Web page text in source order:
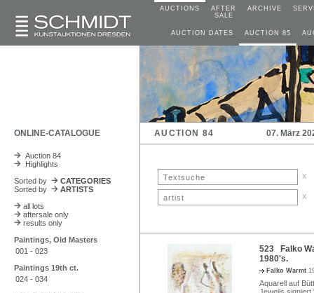
AUCTIONS
AFTER
SALE
ARCHIVE
AUCTION DATES AUCTION 85
ONLINE-CATALOGUE AUCTION 84 07. März
Auction 84
Highlights
Sorted by
CATEGORIES
Sorted by
ARTISTS
all lots
aftersale only
results only
Paintings, Old Masters
001 - 023
Paintings 19th ct.
024 - 034
x
x
523 Falko
1980's.
Falko Warmt
Aquarell auf